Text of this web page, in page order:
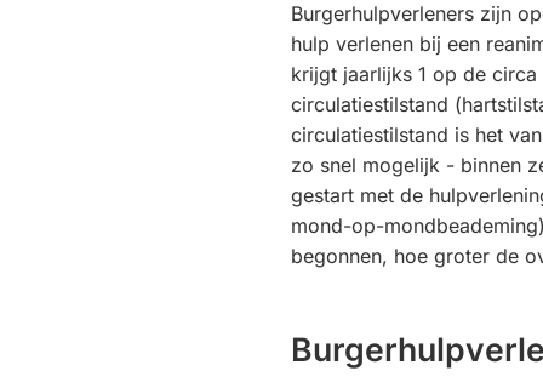
een
externe
website)
Burgerhulpverleners zijn
hulp verlenen bij een
krijgt jaarlijks 1 op de
circulatiestilstand
circulatiestilstand is het
zo snel mogelijk - binnen
gestart met de
mond-op-
begonnen, hoe groter de